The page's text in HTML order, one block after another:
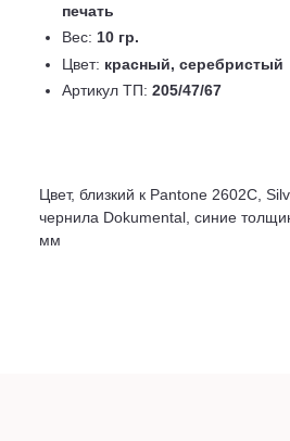
печать
Вес: 10 гр.
Цвет: красный, серебристый
Артикул ТП: 205/47/67
Цвет, близкий к Pantone 2602C,
чернила Dokumental, синие
мм